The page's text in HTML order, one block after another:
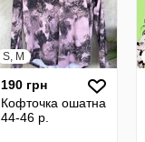
S, M
190 грн
Кофточка ошатна
44-46 р.